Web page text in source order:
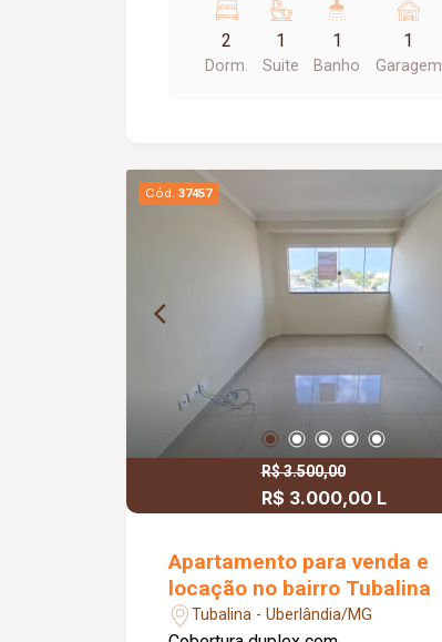
com armário sob pia área de serviço
separada Garagem para 01 carro
portaria.
2
Dorm.
1
Suite
1
Banho
1
Garagem
Cód. 37457
R$ 3.500,00
R$ 3.000,00 L
Apartamento para venda e
locação no bairro Tubalina
Tubalina - Uberlândia/MG